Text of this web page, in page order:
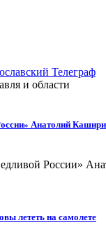
и области
Анатолий
лететь на самолете